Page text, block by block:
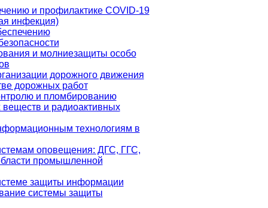
и профилактике COVID-19
инфекция)
и молниезащиты особо
дорожного движения
дорожных работ
и пломбированию
и радиоактивных
технологиям в
оповещения: ДГС, ГГС,
промышленной
защиты информации
системы защиты